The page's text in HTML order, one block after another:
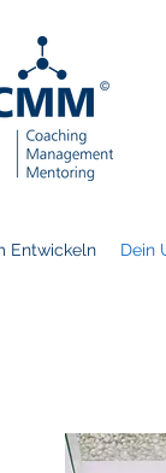
Entwickeln Dein